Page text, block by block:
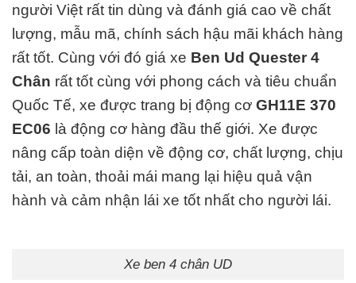
người Việt rất tin dùng và đánh giá cao về chất
lượng, mẫu mã, chính sách hậu mãi khách hàng
rất tốt. Cùng với đó giá xe Ben Ud Quester 4
Chân rất tốt cùng với phong cách và tiêu chuẩn
Quốc Tế, xe được trang bị động cơ GH11E 370
EC06 là động cơ hàng đầu thế giới. Xe được
nâng cấp toàn diện về động cơ, chất lượng, chịu
tải, an toàn, thoải mái mang lại hiệu quả vận
hành và cảm nhận lái xe tốt nhất cho người lái.
Xe ben 4 chân UD